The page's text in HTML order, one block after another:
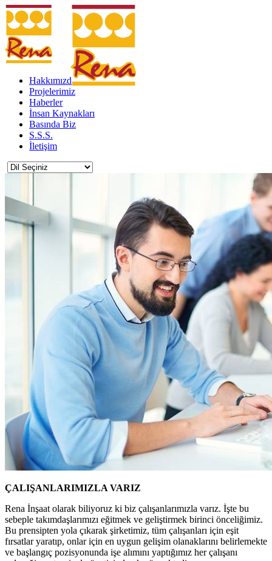
Hakkımızda
Projelerimiz
Haberler
İnsan Kaynakları
Basında Biz
S.S.S.
İletişim
ÇALIŞANLARIMIZLA VARIZ
Rena İnşaat olarak biliyoruz ki biz çalışanlarımızla varız. İşte bu
sebeple takımdaşlarımızı eğitmek ve geliştirmek birinci önceliğimiz.
Bu prensipten yola çıkarak şirketimiz, tüm çalışanları için eşit
fırsatlar yaratıp, onlar için en uygun gelişim olanaklarını belirlemekte
ve başlangıç pozisyonunda işe alımını yaptığımız her çalışanı